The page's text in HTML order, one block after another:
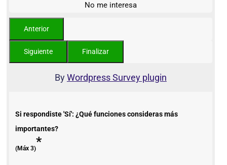
No me interesa
ByWordpress Survey plugin
Si respondiste 'Sí': ¿Qué funciones consideras más
importantes?
(Máx 3)*